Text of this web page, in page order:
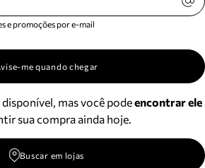
e promoções por e-mail
me quando chegar
mas você podeencontrar ele
sua compra ainda hoje.
Buscar em lojas